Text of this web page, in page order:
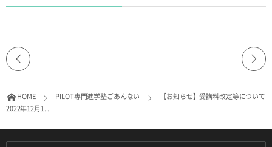
HOME PILOT専門進学塾ごあんない
【お知らせ】受講料改定等について
2022年12月1...